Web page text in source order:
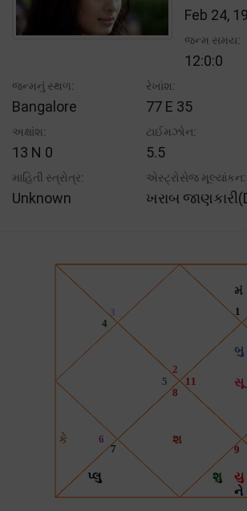
Feb 24,
જન્મ સમય:
12:0:0
જન્મનું સ્થળ:
Bangalore
રેખાંશ:
77 E 35
અક્ષાંશ:
13 N 0
ટાઈમઝોન:
5.5
માહિતી સ્ત્રોત્ર:
Unknown
એસ્ટ્રોસેજ મૂલ્યાંકન:
ખરાબ